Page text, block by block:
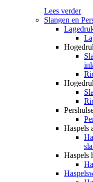
Lees verder
Slangen en
Haspels
Haspels